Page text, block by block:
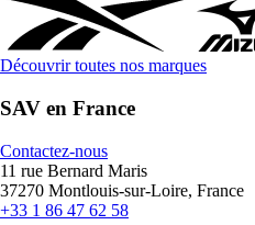
Découvrir toutes nos marques
SAV en France
Contactez-nous
11 rue Bernard Maris
37270 Montlouis-sur-Loire, France
+33 1 86 47 62 58